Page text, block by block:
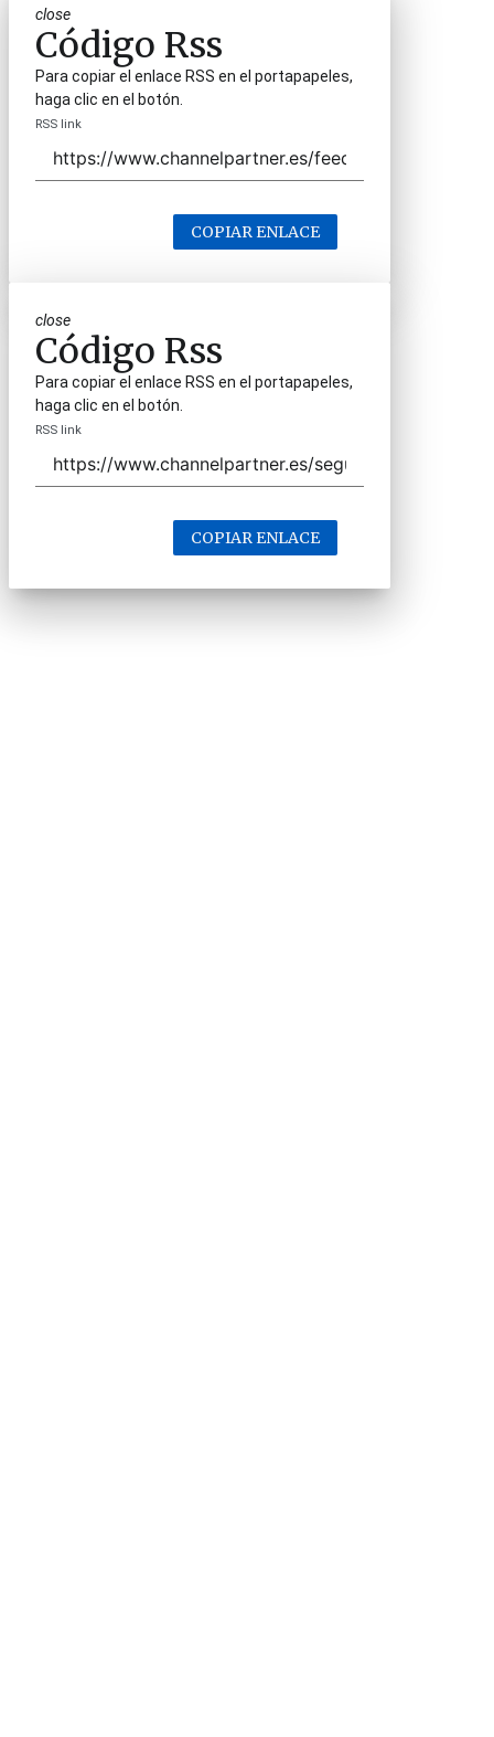
close
Código Rss
Para copiar el enlace RSS en el portapapeles,
haga clic en el botón.
RSS link
COPIAR ENLACE
close
Código Rss
Para copiar el enlace RSS en el portapapeles,
haga clic en el botón.
RSS link
COPIAR ENLACE